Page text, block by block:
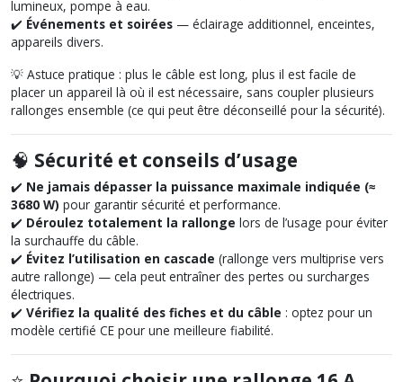
lumineux, pompe à eau.
✔️ Événements et soirées — éclairage additionnel, enceintes,
appareils divers.
💡 Astuce pratique : plus le câble est long, plus il est facile de
placer un appareil là où il est nécessaire, sans coupler plusieurs
rallonges ensemble (ce qui peut être déconseillé pour la sécurité).
🧠 Sécurité et conseils d’usage
✔️ Ne jamais dépasser la puissance maximale indiquée (≈
3680 W) pour garantir sécurité et performance.
✔️ Déroulez totalement la rallonge lors de l’usage pour éviter
la surchauffe du câble.
✔️ Évitez l’utilisation en cascade (rallonge vers multiprise vers
autre rallonge) — cela peut entraîner des pertes ou surcharges
électriques.
✔️ Vérifiez la qualité des fiches et du câble : optez pour un
modèle certifié CE pour une meilleure fiabilité.